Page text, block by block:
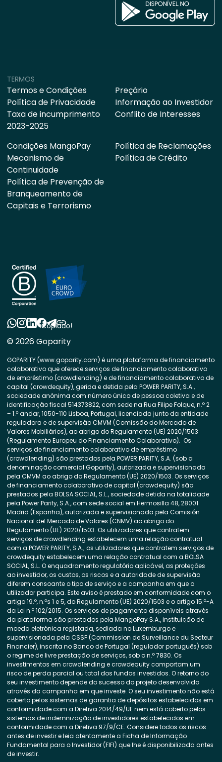
TERMOS
Termos e Condições
Política de Privacidade
Taxa de incumprimento
2023-2025
Preçário
Informação ao Investidor
Conflito de Interesses
Condições MangoPay
Mecanismo de
Continuidade
Política de Prevenção de
Branqueamento de
Capitais e Terrorismo
Política de Reclamações
Política de Crédito
© 2026 Goparity
GOPARITY (www.goparity.com) é uma plataforma de financiamento
colaborativo que oferece serviços de financiamento colaborativo
de empréstimo (crowdlending) e de financiamento colaborativo de
capital (crowdequity), gerida e detida pela POWER PARITY, S.A.,
sociedade anónima com número único de pessoa coletiva e de
identificação fiscal 514373822, com sede na Rua Filipe Folque, n.º 2
– 1.º andar, 1050-110 Lisboa, Portugal, licenciada junto da entidade
reguladora e de supervisão CMVM (Comissão do Mercado de
Valores Mobiliários), ao abrigo do Regulamento (UE) 2020/1503
(Regulamento Europeu do Financiamento Colaborativo). Os
serviços de financiamento colaborativo de empréstimo
(crowdlending) são prestados pela POWER PARITY, S.A. (sob a
denominação comercial Goparity), autorizada e supervisionada
pela CMVM ao abrigo do Regulamento (UE) 2020/1503. Os serviços
de financiamento colaborativo de capital (crowdequity) são
prestados pela BOLSA SOCIAL, S.L., sociedade detida na totalidade
pela Power Parity, S.A., com sede social em Hermosilla 48, 28001
Madrid (Espanha), autorizada e supervisionada pela Comisión
Nacional del Mercado de Valores (CNMV) ao abrigo do
Regulamento (UE) 2020/1503. Os utilizadores que contratem
serviços de crowdlending estabelecem uma relação contratual
com a POWER PARITY, S.A.; os utilizadores que contratem serviços de
crowdequity estabelecem uma relação contratual com a BOLSA
SOCIAL, S.L. O enquadramento regulatório aplicável, as proteções
ao investidor, os custos, os riscos e a autoridade de supervisão
diferem consoante o tipo de serviço e a campanha em que o
utilizador participa. Este aviso é prestado em conformidade com o
artigo 19.º, n.ºs 1 e 5, do Regulamento (UE) 2020/1503 e o artigo 15.º-A
da Lei n.º 102/2015. Os serviços de pagamento disponíveis através
da plataforma são prestados pela MangoPay S.A., instituição de
moeda eletrónica registada, sediada no Luxemburgo e
supervisionada pela CSSF (Commission de Surveillance du Secteur
Financier), inscrita no Banco de Portugal (regulador português) sob
o regime de livre prestação de serviços, sob o n.º 7830. Os
investimentos em crowdlending e crowdequity comportam um
risco de perda parcial ou total dos fundos investidos. O retorno do
seu investimento depende do sucesso do projeto desenvolvido
através da campanha em que investe. O seu investimento não está
coberto pelos sistemas de garantia de depósitos estabelecidos em
conformidade com a Diretiva 2014/49/UE nem está coberto pelos
sistemas de indemnização de investidores estabelecidos em
conformidade com a Diretiva 97/9/CE. Considere todos os riscos
antes de investir e leia atentamente a Ficha de Informação
Fundamental para o Investidor (FIFI) que lhe é disponibilizada antes
de investir.
Copiado!